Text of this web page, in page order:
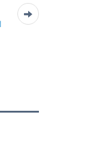
CWM 500 P